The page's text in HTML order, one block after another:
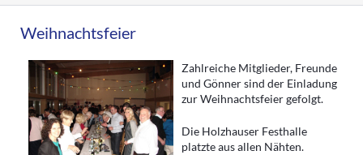
Weihnachtsfeier
Zahlreiche Mitglieder, Freunde
und Gönner sind der Einladung
zur Weihnachtsfeier gefolgt.
Die Holzhauser Festhalle
platzte aus allen Nähten.